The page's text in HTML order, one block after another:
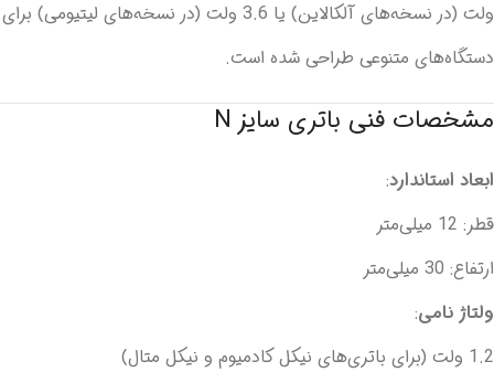
ولت (در نسخه‌های آلکالاین) یا 3.6 ولت (در نسخه‌های لیتیومی) برای
دستگاه‌های متنوعی طراحی شده است.
مشخصات فنی باتری سایز N
ابعاد استاندارد:
قطر: 12 میلی‌متر
ارتفاع: 30 میلی‌متر
ولتاژ نامی:
1.2 ولت (برای باتری‌های نیکل کادمیوم و نیکل متال)